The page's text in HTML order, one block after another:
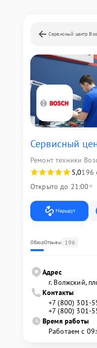
Сервисный центр
Сервисный
Ремонт техники
5,0196
Открыто до 21:00
Маршрут
ОбзорОтзывы 196
Адрес
г. Волжский,
Контакты
+7 (800) 301-
+7 (800) 301-
Время работы
Работаем с